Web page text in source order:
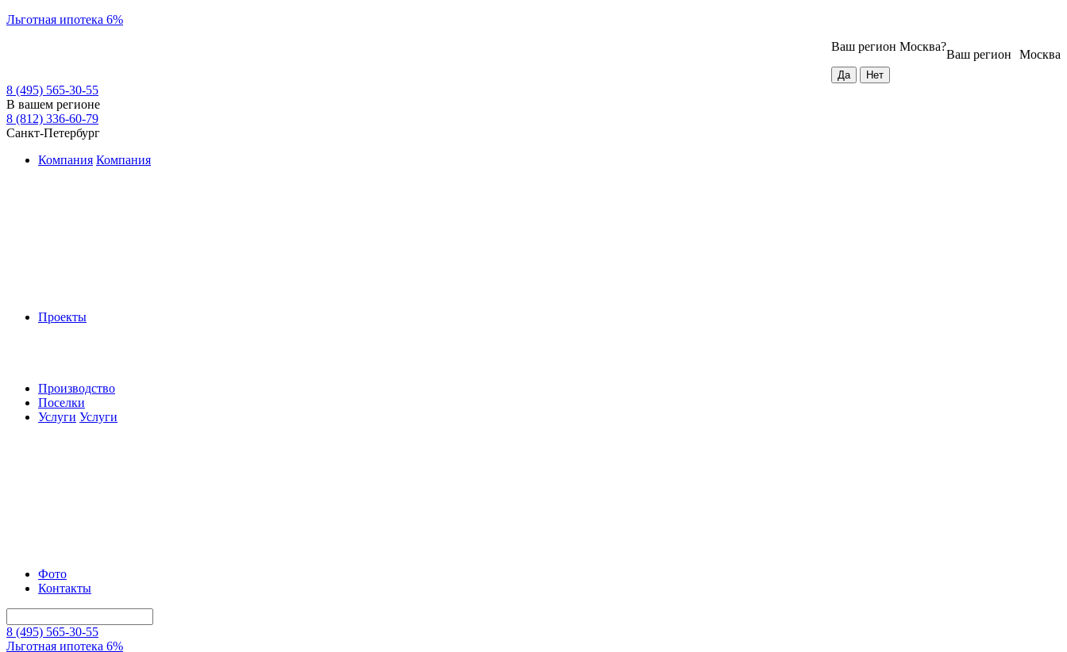
Льготная ипотека 6%
Москва
Ваш регион
Ваш регион Москва?
8 (495) 565-30-55
В вашем регионе
8 (812) 336-60-79
Санкт-Петербург
Компания Компания
Проекты
Производство
Поселки
Услуги Услуги
Фото
Контакты
8 (495) 565-30-55
Льготная ипотека 6%